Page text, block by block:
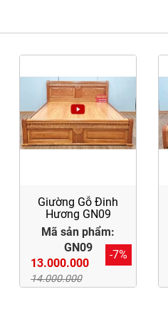
Giường Gỗ Đinh
Hương GN09
Mã sản phẩm:
GN09
13.000.000
14.000.000
-7%